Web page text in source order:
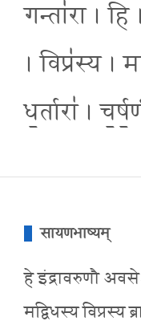
गन्ता॑रा ।
। विप्र॑स्य ।
ध॒र्तारा॑ ।
सायणभाष्यम्
हे इंद्रावरुणौ
मद्विधस्य विप्रस्य